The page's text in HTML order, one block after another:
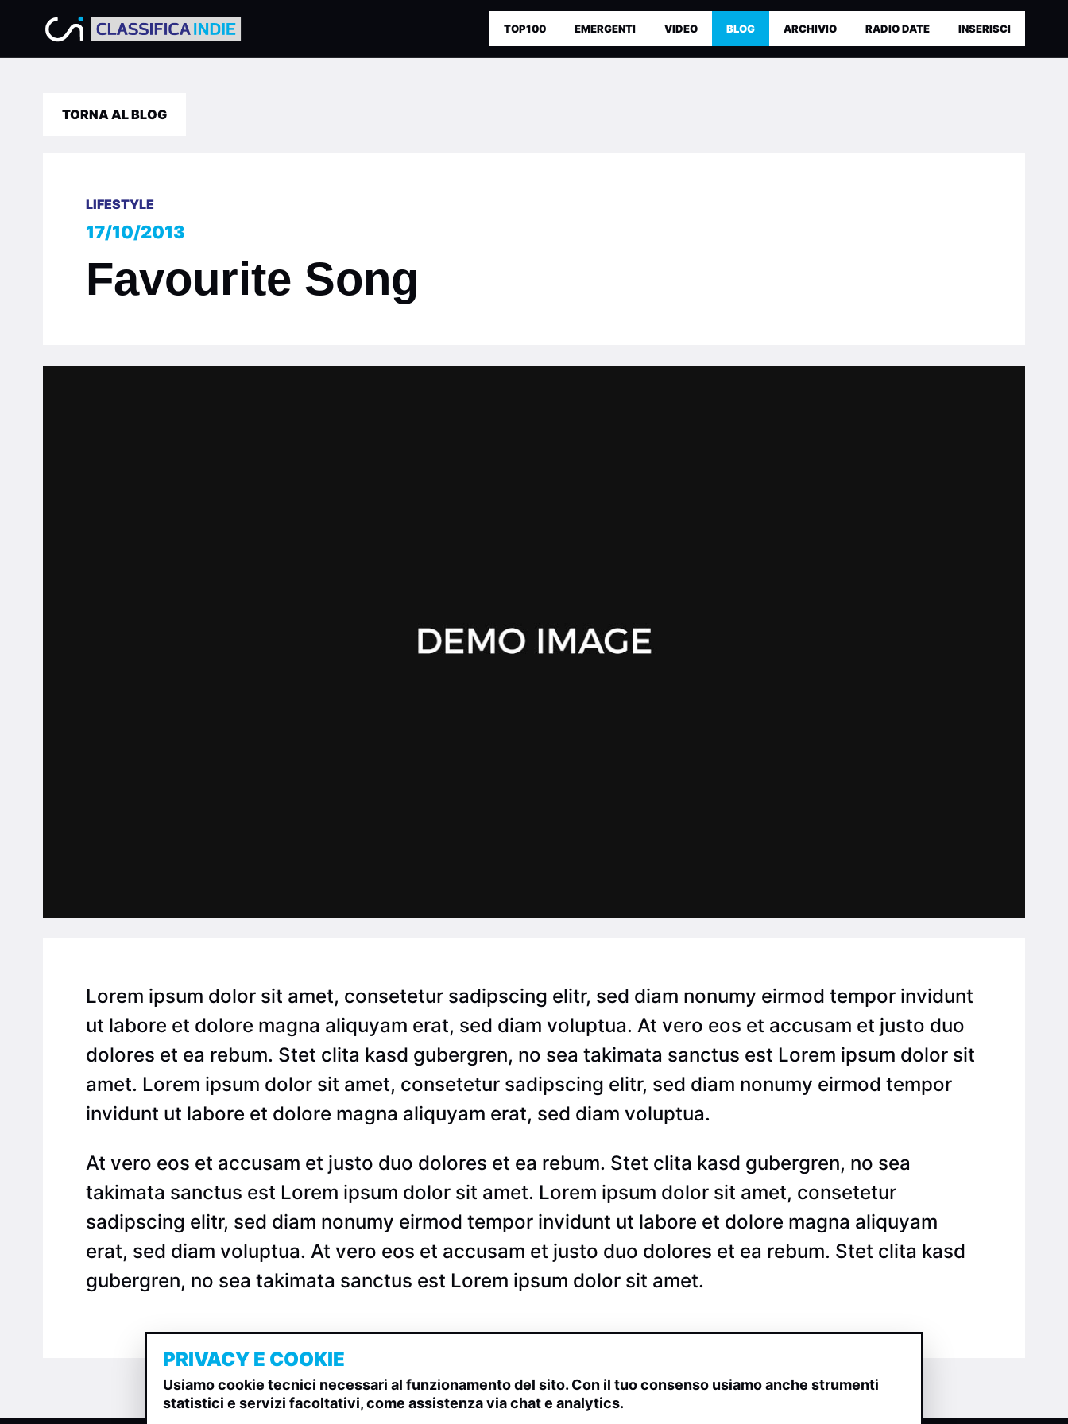
TOP100 EMERGENTI VIDEO BLOG ARCHIVIO RADIO DATE INSERISCI
TORNA AL BLOG
LIFESTYLE
17/10/2013
Favourite Song
Lorem ipsum dolor sit amet, consetetur sadipscing elitr, sed diam nonumy eirmod tempor invidunt
ut labore et dolore magna aliquyam erat, sed diam voluptua. At vero eos et accusam et justo duo
dolores et ea rebum. Stet clita kasd gubergren, no sea takimata sanctus est Lorem ipsum dolor sit
amet. Lorem ipsum dolor sit amet, consetetur sadipscing elitr, sed diam nonumy eirmod tempor
invidunt ut labore et dolore magna aliquyam erat, sed diam voluptua.
At vero eos et accusam et justo duo dolores et ea rebum. Stet clita kasd gubergren, no sea
takimata sanctus est Lorem ipsum dolor sit amet. Lorem ipsum dolor sit amet, consetetur
sadipscing elitr, sed diam nonumy eirmod tempor invidunt ut labore et dolore magna aliquyam
erat, sed diam voluptua. At vero eos et accusam et justo duo dolores et ea rebum. Stet clita kasd
gubergren, no sea takimata sanctus est Lorem ipsum dolor sit amet.
PRIVACY E COOKIE
Usiamo cookie tecnici necessari al funzionamento del sito. Con il tuo consenso usiamo anche strumenti
statistici e servizi facoltativi, come assistenza via chat e analytics.